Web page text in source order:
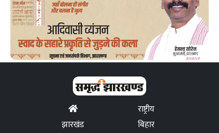
राष्ट्रीय
झारखंड
बिहार